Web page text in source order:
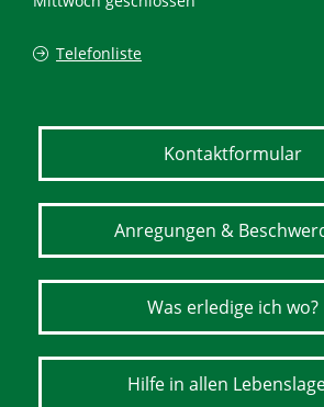
Telefonliste
Kontaktformular
Anregungen &
Was erledige ich wo?
Hilfe in allen